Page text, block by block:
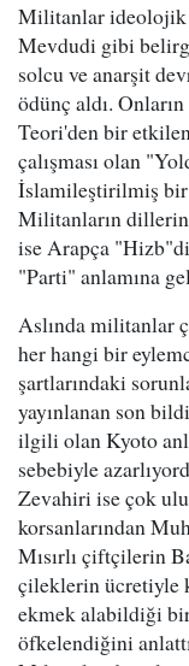
Militanlar ideolojik
Mevdudi gibi
solcu ve anarşit
ödünç aldı.
Teori'den bir
çalışması olan
İslamileştirilmiş
Militanların
ise Arapça
"Parti" anlamına
Aslında militanlar
her hangi bir
şartlarındaki
yayınlanan son
ilgili olan Kyoto
sebebiyle
Zevahiri ise çok
korsanlarından
Mısırlı çiftçilerin
çileklerin ücretiyle
ekmek alabildiği
öfkelendiğini